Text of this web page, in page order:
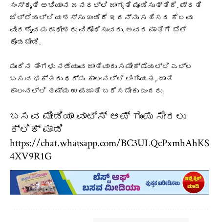
ಸಂಸ್ಕೃತಿ ಅಭಿಯಾನ ಜನರಲ್ಲಿ ಜಾಗೃತಿ ಮೂಡಿಸುತ್ತಿದೆ. ಪ್ರತಿ
ಜಿಲ್ಲೆಯಲ್ಲಿ ಯಶಸ್ಸು ಖಂಡಿದೆ ಇದನ್ನು ಸಹಿಸದ ಕೆಲವು
ವೀರಶೈವ ಮಠಾಧೀಶರು ವಿರೋಧಿಸುವರು. ಅವರ ಮಾತಿಗೆ ಬೆಲೆ
ಕೊಡಬೇಡಿ.
ಮುಂದಿನ ತಿಂಗಳು ನಡೆಯುವ ಜಾತಿವಾರು ಸಮೀಕ್ಷೆಯಲ್ಲಿ ಎಲ್ಲ
ಬಸವ ಭಕ್ತರು ಧರ್ಮ ಕಾಲಂನಲ್ಲಿ ಲಿಂಗಾಯತ, ಜಾತಿ
ಕಾಲಂನಲ್ಲಿ ತಮ್ಮ ಉಪಜಾತಿ ಬರೆಸಬೇಕು ಎಂದರು.
ಬಸವ ಮೀಡಿಯಾ ವಾಟ್ಸ್ ಆಪ್ ಗುಂಪು ಸೇರಲು
ಕ್ಲಿಕ್ ಮಾಡಿ
https://chat.whatsapp.com/BC3ULQcPxmhAhKS
4XV9R1G